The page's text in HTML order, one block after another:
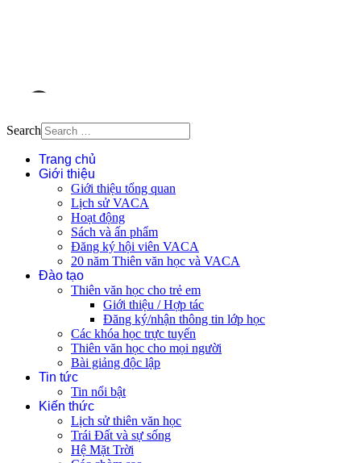
Search
Trang chủ
Giới thiệu
Giới thiệu tổng quan
Lịch sử VACA
Hoạt động
Sách và ấn phẩm
Đăng ký hội viên VACA
20 năm Thiên văn học và VACA
Đào tạo
Thiên văn học cho trẻ em
Giới thiệu / Hợp tác
Đăng ký/nhận thông tin lớp học
Các khóa học trực tuyến
Thiên văn học cho mọi người
Bài giảng độc lập
Tin tức
Tin nổi bật
Kiến thức
Lịch sử thiên văn học
Trái Đất và sự sống
Hệ Mặt Trời